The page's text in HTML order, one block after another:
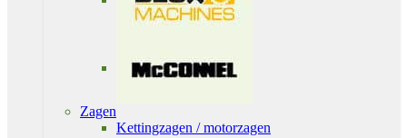
Zagen
Kettingzagen / motorzagen